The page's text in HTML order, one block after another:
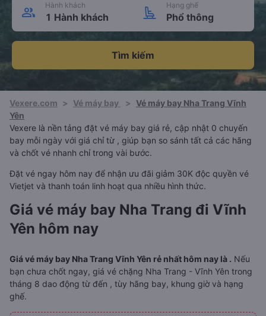
Hành khách
1 Hành khách
Hạng ghế
Phổ thông
Tìm kiếm
Vexere.com > Vé máy bay > Vé máy bay Nha Trang Vĩnh
Yên
Vexere là nền tảng đặt vé máy bay giá rẻ, cập nhật 0 chuyến
bay mỗi ngày với giá chỉ từ , giúp bạn so sánh tất cả các hãng
và chốt vé nhanh chỉ trong vài bước.
Đặt vé ngay hôm nay để nhận ưu đãi giảm 30K độc quyền vé
Vietjet và thanh toán linh hoạt qua nhiều hình thức.
Giá vé máy bay Nha Trang đi Vĩnh
Yên hôm nay
Giá vé máy bay Nha Trang Vĩnh Yên rẻ nhất hôm nay là . Nếu
bạn chưa chốt ngay, giá vé chặng Nha Trang - Vĩnh Yên trong
tháng 8 dao động từ đến , tùy hãng bay, khung giờ và hạng
ghế.